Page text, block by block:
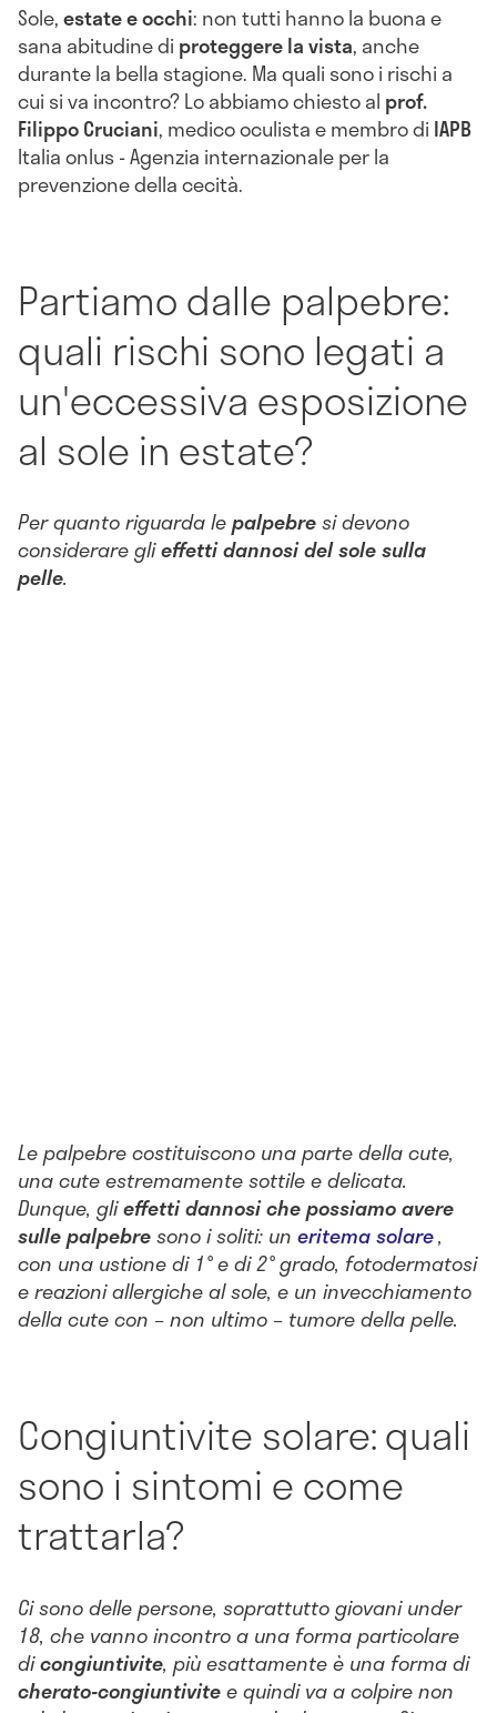
Sole,estate e occhi: non tutti hanno la buona e
sana abitudine di proteggere la vista, anche
durante la bella stagione. Ma quali sono i rischi a
cui si va incontro? Lo abbiamo chiesto al prof.
Filippo Cruciani, medico oculista e membro di IAPB
Italia onlus - Agenzia internazionale per la
prevenzione della cecità.
Partiamo dalle palpebre:
quali rischi sono legati a
un'eccessiva esposizione
al sole in estate?
Per quanto riguarda lepalpebresi devono
considerare glieffetti dannosi del sole sulla
pelle.
Le palpebre costituiscono una parte della cute,
una cute estremamente sottile e delicata.
Dunque, glieffetti dannosi che possiamo avere
sulle palpebresono i soliti: un eritema solare,
con una ustione di 1° e di 2° grado, fotodermatosi
e reazioni allergiche al sole, e un invecchiamento
della cute con – non ultimo – tumore della pelle.
Congiuntivite solare: quali
sono i sintomi e come
trattarla?
Ci sono delle persone, soprattutto giovani under
18, che vanno incontro a una forma particolare
dicongiuntivite, più esattamente è una forma di
cherato-congiuntivitee quindi va a colpire non